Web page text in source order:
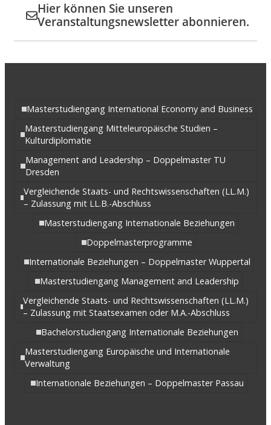
Hier können Sie unseren
Veranstaltungsnewsletter abonnieren.
Masterstudiengang International Economy and Business
Masterstudiengang Mitteleuropäische Studien –
Kulturdiplomatie
Management and Leadership – Doppelmaster TU
Dresden
Vergleichende Staats- und Rechtswissenschaften (LL.M.)
– Zulassung mit LL.B.-Abschluss
Masterstudiengang Internationale Beziehungen
Doppelmasterprogramme
Internationale Beziehungen – Doppelmaster Wuppertal
Masterstudiengang Management and Leadership
Vergleichende Staats- und Rechtswissenschaften (LL.M.)
– Zulassung mit Staatsexamen oder M.A.-Abschluss
Bachelorstudiengang Internationale Beziehungen
Masterstudiengang Europäische und Internationale
Verwaltung
Internationale Beziehungen – Doppelmaster Passau